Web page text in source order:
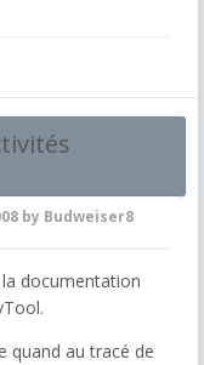
by Budweiser8
documentation
quand au tracé de